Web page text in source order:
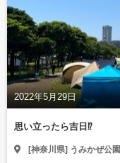
2022年5月29日
思い立ったら吉日⁉️
[神奈川県] うみかぜ公園